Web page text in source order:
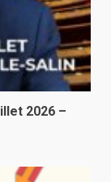
2026 –